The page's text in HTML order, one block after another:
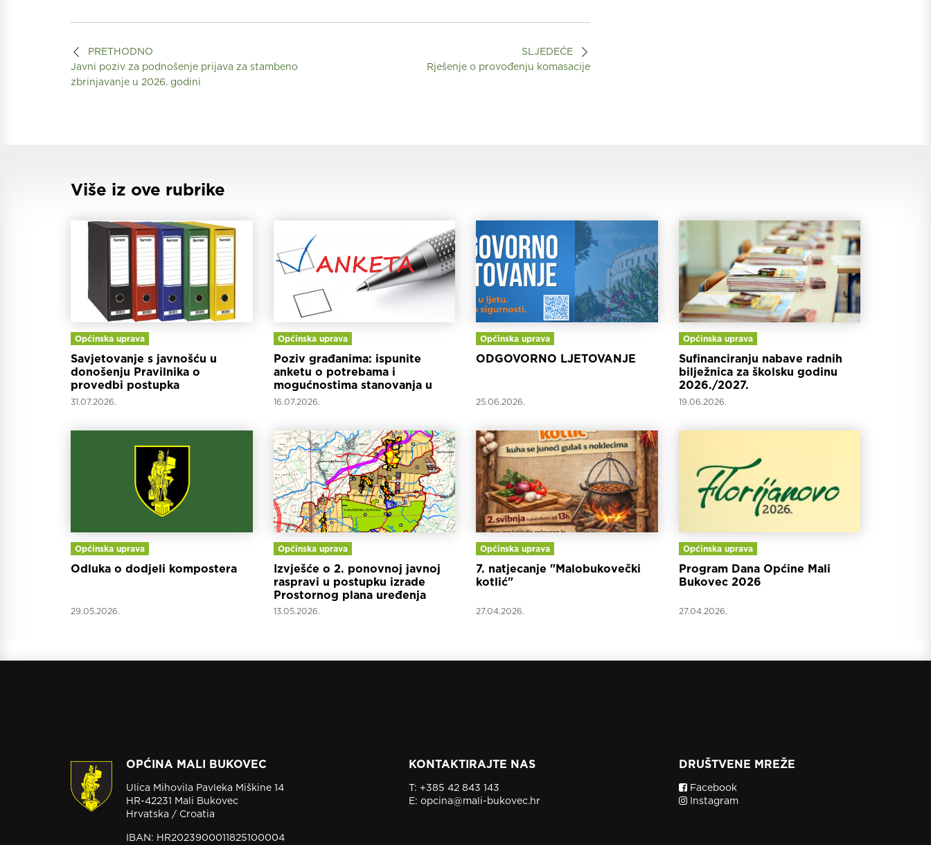
PRETHODNO
Javni poziv za podnošenje prijava za stambeno
zbrinjavanje u 2026. godini
SLJEDEĆE
Rješenje o provođenju komasacije
Više iz ove rubrike
Općinska uprava
Savjetovanje s javnošću u
donošenju Pravilnika o
provedbi postupka
jednostavne nabave za Općinu
31.07.2026.
Općinska uprava
Poziv građanima: ispunite
anketu o potrebama i
mogućnostima stanovanja u
Varaždinskoj županiji
16.07.2026.
Općinska uprava
ODGOVORNO LJETOVANJE
25.06.2026.
Općinska uprava
Sufinanciranju nabave radnih
bilježnica za školsku godinu
2026./2027.
19.06.2026.
Općinska uprava
Odluka o dodjeli kompostera
29.05.2026.
Općinska uprava
Izvješće o 2. ponovnoj javnoj
raspravi u postupku izrade
Prostornog plana uređenja
Općine Mali Bukovec
13.05.2026.
Općinska uprava
7. natjecanje "Malobukovečki
kotlić"
27.04.2026.
Općinska uprava
Program Dana Općine Mali
Bukovec 2026
27.04.2026.
OPĆINA MALI BUKOVEC
Ulica Mihovila Pavleka Miškine 14
HR-42231 Mali Bukovec
Hrvatska / Croatia
IBAN: HR2023900011825100004
KONTAKTIRAJTE NAS
T: +385 42 843 143
E: opcina@mali-bukovec.hr
DRUŠTVENE MREŽE
Facebook
Instagram